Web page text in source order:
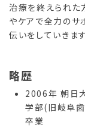
治療を終えられた
やケアで全力のサ
伝いをしていきます
略歴
2006年 朝日
学部(旧岐阜
卒業